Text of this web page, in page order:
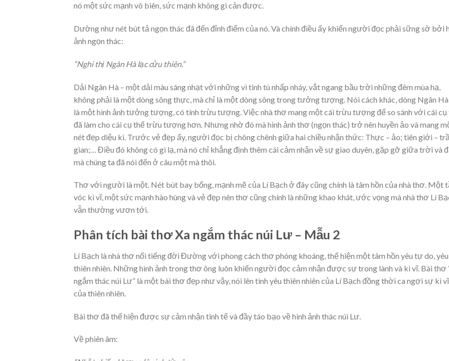
nó một sức mạnh vô biên, sức mạnh không gì cản được.
Dường như nét bút tả ngọn thác đã đến đỉnh điểm của nó. Và chính điều ấy khiến người đọc phải sững sờ bởi
ảnh ngọn thác:
“Nghi thị Ngân Hà lạc cửu thiên.”
Dải Ngân Hà – một dải màu sáng nhạt với những vì tinh tú nhấp nháy, vắt ngang bầu trời những đêm mùa hạ,
không phải là một dòng sông thực, mà chỉ là một dòng sông trong tưởng tượng. Nói cách khác, dòng Ngân
là một hình ảnh tưởng tượng, có tính trừu tượng. Việc nhà thơ mang một cái trừu tượng để so sánh với cái cụ
đã làm cho cái cụ thể trừu tượng hơn. Nhưng nhờ đó mà hình ảnh thơ (ngọn thác) trở nên huyền ảo và mang
nét đẹp diệu kì. Trước vẻ đẹp ấy, người đọc bị chông chênh giữa hai chiều nhận thức: Thực – ảo; tiên giới –
gian;… Điều đó không có gì lạ, mà nó chỉ khẳng định thêm cái cảm nhận về sự giao duyên, gặp gỡ giữa trời và
mà chúng ta đã nói đến ở câu một mà thôi.
Thơ với người là một. Nét bút bay bổng, mạnh mẽ của Lí Bạch ở đây cũng chính là tâm hồn của nhà thơ. Một
vóc kì vĩ, một sức mạnh hào hùng và vẻ đẹp nên thơ cũng chính là những khao khát, ước vọng mà nhà thơ Lí
vẫn thường vươn tới.
Phân tích bài thơ Xa ngắm thác núi Lư – Mẫu 2
Lí Bạch là nhà thơ nổi tiếng đời Đường với phong cách thơ phóng khoáng, thể hiện một tâm hồn yêu tự do, yêu
thiên nhiên. Những hình ảnh trong thơ ông luôn khiến người đọc cảm nhận được sự trong lành và kì vĩ. Bài thơ
ngắm thác núi Lư” là một bài thơ đẹp như vậy, nói lên tình yêu thiên nhiên của Lí Bạch đồng thời ca ngợi sự kì vĩ
của thiên nhiên.
Bài thơ đã thể hiện được sự cảm nhận tinh tế và đầy táo bạo về hình ảnh thác núi Lư.
Về phiên âm: